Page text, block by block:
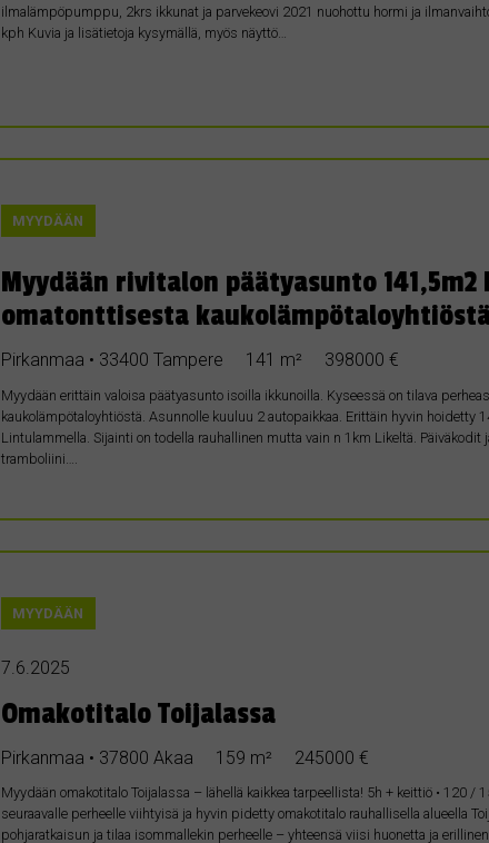
ilmalämpöpumppu, 2krs ikkunat ja parvekeovi 2021 nuohottu hormi ja
kph Kuvia ja lisätietoja kysymällä, myös näyttö…
MYYDÄÄN
Myydään rivitalon päätyasunto 141,5m2
omatonttisesta
Pirkanmaa • 33400 Tampere 141 m² 398000 €
Myydään erittäin valoisa päätyasunto isoilla ikkunoilla. Kyseessä on tilava
kaukolämpötaloyhtiöstä. Asunnolle kuuluu 2 autopaikkaa. Erittäin hyvin hoidetty
Lintulammella. Sijainti on todella rauhallinen mutta vain n 1km Likeltä.
tramboliini….
MYYDÄÄN
7.6.2025
Omakotitalo Toijalassa
Pirkanmaa • 37800 Akaa 159 m² 245000 €
Myydään omakotitalo Toijalassa – lähellä kaikkea tarpeellista! 5h + keittiö • 120 /
seuraavalle perheelle viihtyisä ja hyvin pidetty omakotitalo rauhallisella alueella
pohjaratkaisun ja tilaa isommallekin perheelle – yhteensä viisi huonetta ja